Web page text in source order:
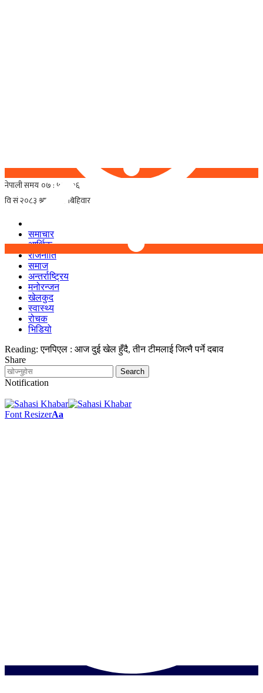
समाचार
आर्थिक
राजनीति
समाज
अन्तर्राष्ट्रिय
मनोरन्जन
खेलकुद
स्वास्थ्य
रोचक
भिडियो
Reading: एनपिएल : आज दुई खेल हुँदै, तीन टीमलाई जित्नै पर्ने दबाव
Share
Notification
Font ResizerAa